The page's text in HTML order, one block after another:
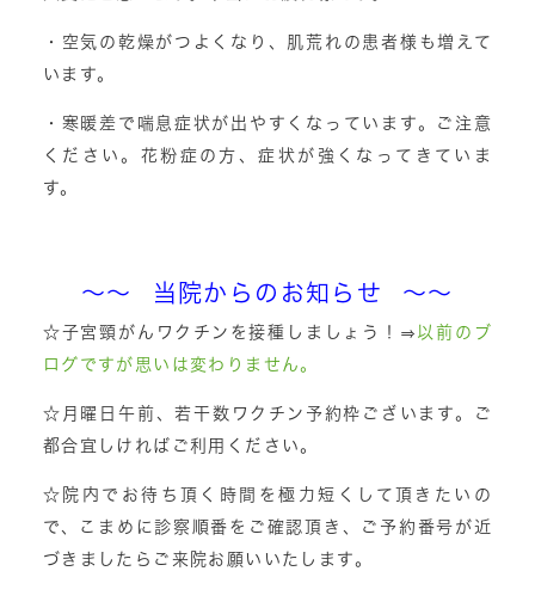
・空気の乾燥がつよくなり、肌荒れの患者様も増えて
います。
・寒暖差で喘息症状が出やすくなっています。ご注意
ください。花粉症の方、症状が強くなってきていま
す。
～～ 当院からのお知らせ ～～
☆子宮頸がんワクチンを接種しましょう！⇒ 以前のブ
ログですが思いは変わりません。
☆月曜日午前、若干数ワクチン予約枠ございます。ご
都合宜しければご利用ください。
☆院内でお待ち頂く時間を極力短くして頂きたいの
で、こまめに診察順番をご確認頂き、ご予約番号が近
づきましたらご来院お願いいたします。